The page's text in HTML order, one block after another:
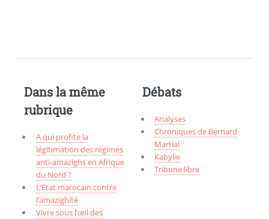
Dans la même
rubrique
A qui profite la
légitimation des régimes
anti-amazighs en Afrique
du Nord ?
L’Etat marocain contre
l’amazighité
Vivre sous l’œil des
Débats
Analyses
Chroniques de Bernard
Martial
Kabylie
Tribune libre